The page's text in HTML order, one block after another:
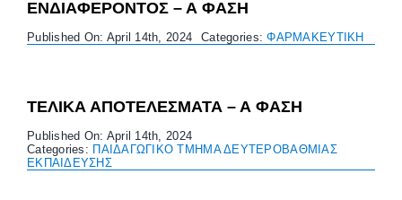
ΕΝΔΙΑΦΕΡΟΝΤΟΣ – Α ΦΑΣΗ
Published On: April 14th, 2024 Categories:ΦΑΡΜΑΚΕΥΤΙΚΗ
ΤΕΛΙΚΑ ΑΠΟΤΕΛΕΣΜΑΤΑ – Α ΦΑΣΗ
Published On: April 14th, 2024
Categories: ΠΑΙΔΑΓΩΓΙΚΟ ΤΜΗΜΑ ΔΕΥΤΕΡΟΒΑΘΜΙΑΣ
ΕΚΠΑΙΔΕΥΣΗΣ